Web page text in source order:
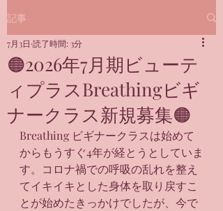
記事
🟠2026年7月期ビューテ
ィプラスBreathingビギ
ナークラス新規募集🟠
7月3日 読了時間: 3分
Breathing ビギナークラスは始めて
からもうすぐ4年が経とうとしていま
す。コロナ禍での呼吸の乱れを整え
てイキイキとした身体を取り戻すこ
とが始めたきっかけでしたが、今で